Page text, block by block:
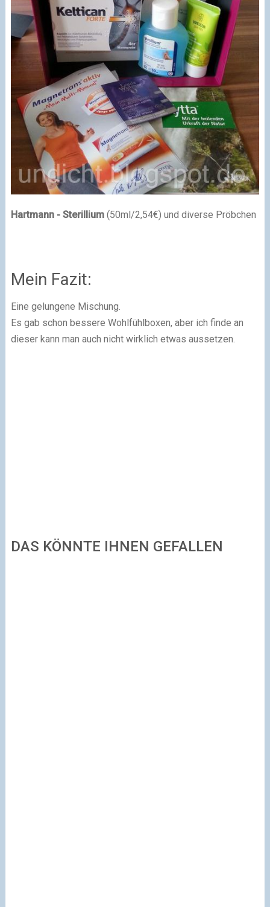
Hartmann - Sterillium(50ml/2,54€) und diverse Pröbchen
Mein Fazit:
Eine gelungene Mischung.
Es gab schon bessere Wohlfühlboxen, aber ich finde an
dieser kann man auch nicht wirklich etwas aussetzen.
DAS KÖNNTE IHNEN GEFALLEN